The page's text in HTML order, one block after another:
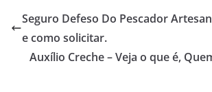
Seguro Defeso Do Pescador
e como solicitar.
Auxílio Creche – Veja o que é,